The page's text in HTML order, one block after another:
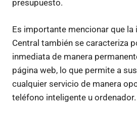
presupuesto.
Es importante mencionar que la
Central también se caracteriza
inmediata de manera
página web, lo que permite a
cualquier servicio de manera
teléfono inteligente u ordenador.